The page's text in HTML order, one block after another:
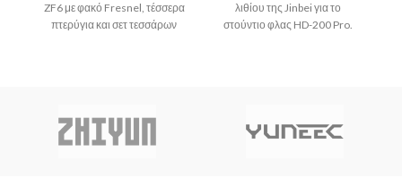
ZF6 με φακό Fresnel, τέσσερα
πτερύγια και σετ τεσσάρων
λιθίου της Jinbei για το
στούντιο φλας HD-200 Pro.